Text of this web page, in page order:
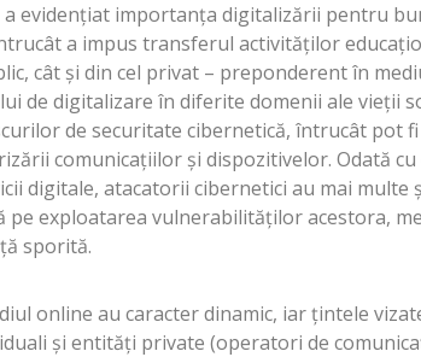
a evidențiat importanța digitalizării pentru
a impus transferul activităților
cât și din cel privat – preponderent în
de digitalizare în diferite domenii ale vieții
de securitate cibernetică, întrucât pot
comunicațiilor și dispozitivelor. Odată
digitale, atacatorii cibernetici au mai multe
pe exploatarea vulnerabilităților acestora,
sporită.
online au caracter dinamic, iar țintele
și entități private (operatori de